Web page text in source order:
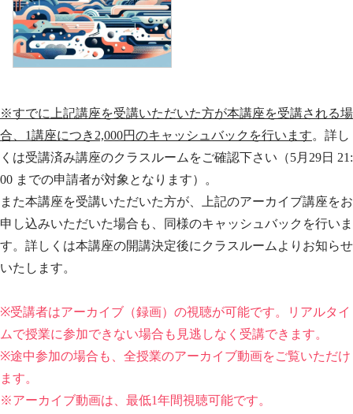
※すでに上記講座を受講いただいた方が本講座を受講される場
合、1講座につき2,000円のキャッシュバックを行います。詳し
くは受講済み講座のクラスルームをご確認下さい（5月29日 21:
00 までの申請者が対象となります）。
また本講座を受講いただいた方が、上記のアーカイブ講座をお
申し込みいただいた場合も、同様のキャッシュバックを行いま
す。詳しくは本講座の開講決定後にクラスルームよりお知らせ
いたします。
※受講者はアーカイブ（録画）の視聴が可能です。リアルタイ
ムで授業に参加できない場合も見逃しなく受講できます。
※途中参加の場合も、全授業のアーカイブ動画をご覧いただけ
ます。
※アーカイブ動画は、最低1年間視聴可能です。